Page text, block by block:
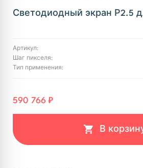
Светодиодный экран Р2.5
Артикул:
Шаг пикселя:
Тип применения:
590 766 ₽
В